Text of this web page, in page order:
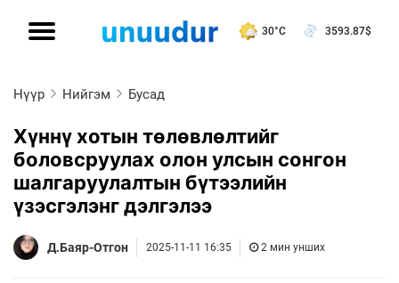
30°C 3593.87$
Нүүр Нийгэм Бусад
Хүннү хотын төлөвлөлтийг
боловсруулах олон улсын сонгон
шалгаруулалтын бүтээлийн
үзэсгэлэнг дэлгэлээ
Д.Баяр-Отгон 2025-11-11 16:35 2 мин унших